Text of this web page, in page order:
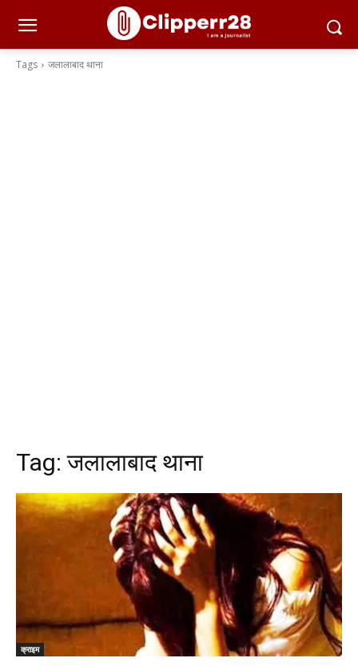
Tags जलालाबाद थाना
Tag:जलालाबाद थाना
क्राइम